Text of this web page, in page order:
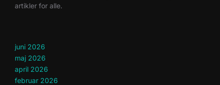
artikler for alle.
juni 2026
maj 2026
april 2026
februar 2026